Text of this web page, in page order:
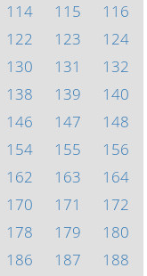
114 115
116
122 123
124
130 131
132
138 139
140
146 147
148
154 155
156
162 163
164
170 171
172
178 179
180
186 187
188